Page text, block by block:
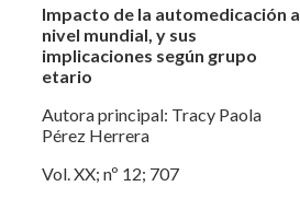
Impacto de la automedicación a
nivel mundial, y sus
implicaciones según grupo
etario
Autora principal: Tracy Paola
Pérez Herrera
Vol. XX; nº 12; 707